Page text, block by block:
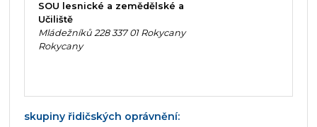
SOU lesnické a zemědělské a
Učiliště
Mládežníků 228 337 01 Rokycany
Rokycany
skupiny řidičských oprávnění: